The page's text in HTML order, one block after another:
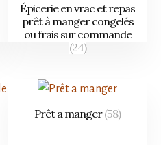
Épicerie en vrac et repas
prêt à manger congelés
ou frais sur commande
(24)
Prêt a manger(58)